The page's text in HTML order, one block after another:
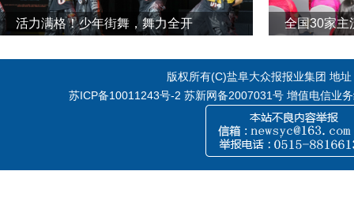
活力满格！少年街舞，舞力全开 全国30家主
版权所有(C)盐阜大众报报业集团 地
苏ICP备10011243号-2 苏新网备2007031号 增值电信业